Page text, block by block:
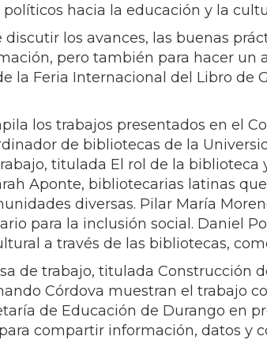
hacia la educación y la
los avances, las buenas
pero también para hacer un
la Feria Internacional del Libro de
los trabajos presentados en el
de bibliotecas de la
titulada El rol de la
Aponte, bibliotecarias latinas
diversas. Pilar María
para la inclusión social. Daniel
a través de las bibliotecas,
de trabajo, titulada Construcción
Córdova muestran el trabajo
de Educación de Durango en
compartir información, datos y